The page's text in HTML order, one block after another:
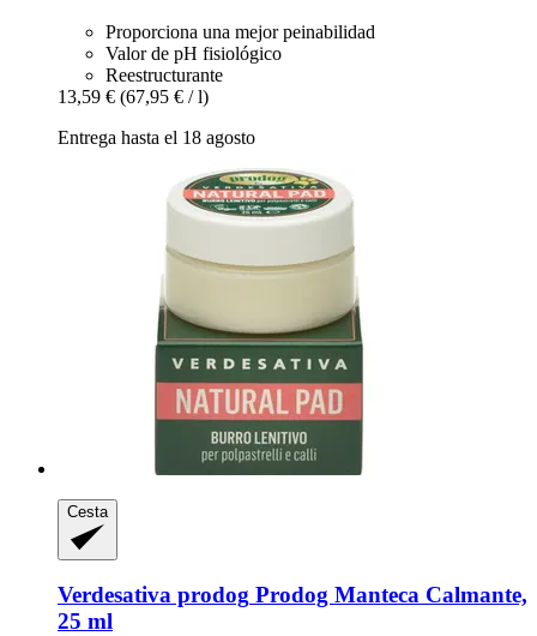
Proporciona una mejor peinabilidad
Valor de pH fisiológico
Reestructurante
13,59 € (67,95 € / l)
Entrega hasta el 18 agosto
Cesta
Verdesativa prodog Prodog Manteca Calmante,
25 ml